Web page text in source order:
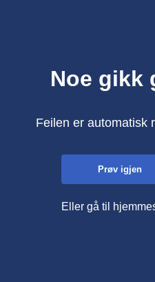
Noe gikk
Feilen er automatisk
Prøv igjen
Eller gå til